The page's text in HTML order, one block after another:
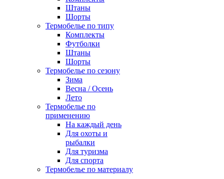
Штаны
Шорты
Термобелье по типу
Комплекты
Футболки
Штаны
Шорты
Термобелье по сезону
Зима
Весна / Осень
Лето
Термобелье по
применению
На каждый день
Для охоты и
рыбалки
Для туризма
Для спорта
Термобелье по материалу